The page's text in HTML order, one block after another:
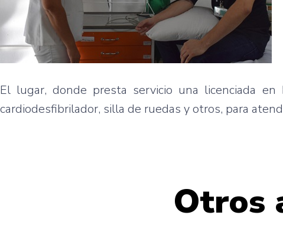
El lugar, donde presta servicio una licenciada en
cardiodesfibrilador, silla de ruedas y otros, para
Otros